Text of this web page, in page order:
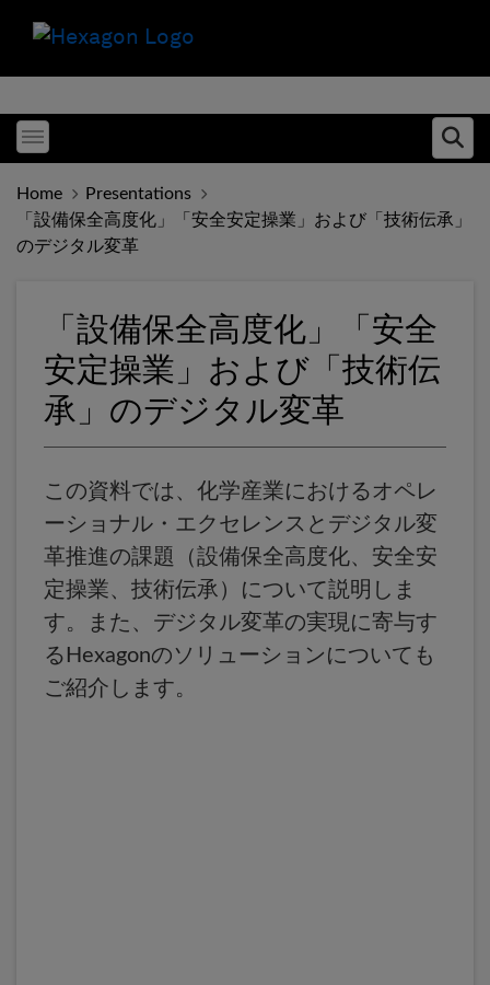
Toggle menubar
Home
Presentations
「設備保全高度化」「安全安定操業」および「技術伝承」
のデジタル変革
「設備保全高度化」「安全
安定操業」および「技術伝
承」のデジタル変革
この資料では、化学産業におけるオペレ
ーショナル・エクセレンスとデジタル変
革推進の課題（設備保全高度化、安全安
定操業、技術伝承）について説明しま
す。また、デジタル変革の実現に寄与す
るHexagonのソリューションについても
ご紹介します。